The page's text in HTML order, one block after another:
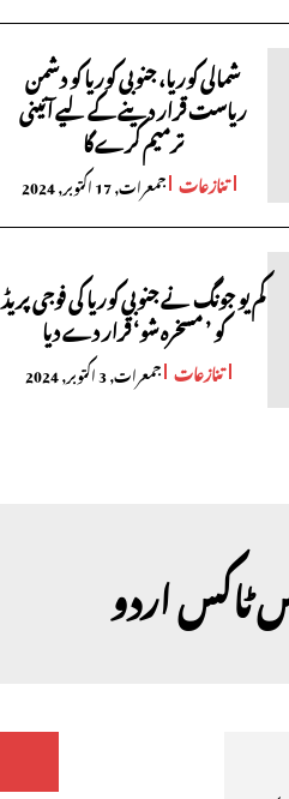
شمالی کوریا، جنوبی کوریا کو دشمن
ریاست قرار دینے کے لیے آئینی
ترمیم کرے گا
تنازعات جمعرات, 17 اکتوبر, 2024
کم یو جونگ نے جنوبی کوریا کی فوجی پریڈ
کو ’ مسخرہ شو‘ قرار دے دیا
تنازعات جمعرات, 3 اکتوبر, 2024
ٹاکس اردو